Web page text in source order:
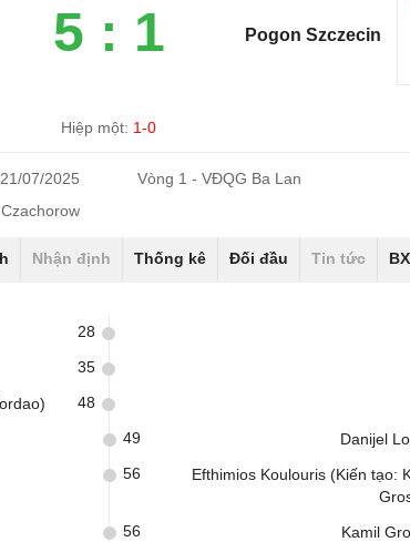
5 : 1 Pogon Szczecin
Hiệp một: 1-0
07/2025
Vòng 1 - VĐQG Ba Lan
Nhận định Thống kê Đối đầu Tin tức
28
35
48
Danijel
49
Efthimios Koulouris (Kiến tạo:
56
Kamil
56